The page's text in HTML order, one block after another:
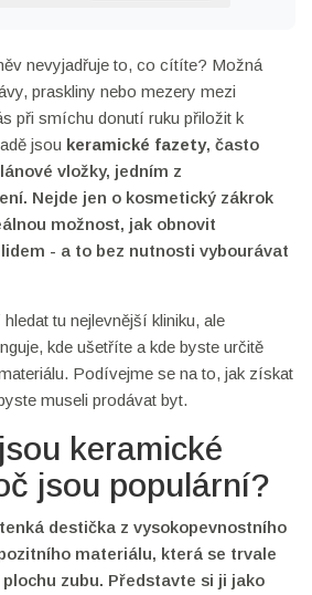
nevyjadřuje to, co cítíte? Možná
praskliny nebo mezery mezi
při smíchu donutí ruku přiložit k
jsou keramické fazety, často
vložky, jedním z
Nejde jen o kosmetický zákrok
možnost, jak obnovit
- a to bez nutnosti vybourávat
tu nejlevnější kliniku, ale
kde ušetříte a kde byste určitě
Podívejme se na to, jak získat
museli prodávat byt.
keramické
jsou populární?
destička z vysokopevnostního
materiálu, která se trvale
zubu. Představte si ji jako